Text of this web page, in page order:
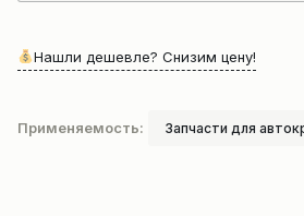
Нашли дешевле? Снизим цену!
Применяемость: Запчасти для